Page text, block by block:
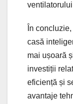
În
casă
mai ușoară
investiții
eficiență și
avantaje